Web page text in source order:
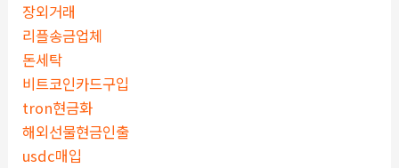
장외거래
리플송금업체
돈세탁
비트코인카드구입
tron현금화
해외선물현금인출
usdc매입